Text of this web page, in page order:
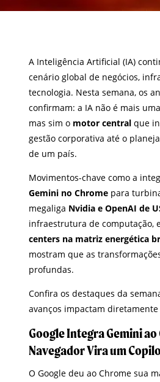
A Inteligência Artificial (IA)
cenário global de negócios,
tecnologia. Nesta semana, os
confirmam: a IA não é mais
mas sim o motor central que
gestão corporativa até o
de um país.
Movimentos-chave como a
Gemini no Chrome para
megaliga Nvidia e OpenAI de
infraestrutura de computação,
centers na matriz energética
mostram que as
profundas.
Confira os destaques da
avanços impactam
Google Integra Gemini ao
Navegador Vira um
O Google deu ao Chrome sua